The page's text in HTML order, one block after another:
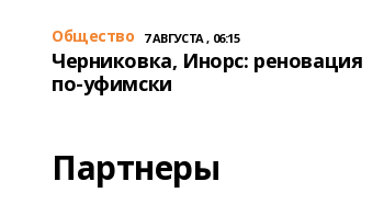
Общество 7 АВГУСТА , 06:15
Черниковка, Инорс: реновация
по-уфимски
Партнеры